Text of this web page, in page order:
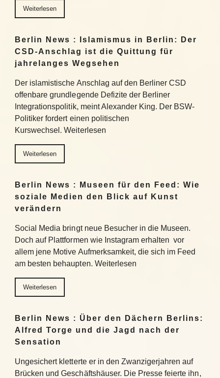
Weiterlesen
Berlin News : Islamismus in Berlin: Der
CSD-Anschlag ist die Quittung für
jahrelanges Wegsehen
Der islamistische Anschlag auf den Berliner CSD
offenbare grundlegende Defizite der Berliner
Integrationspolitik, meint Alexander King. Der BSW-
Politiker fordert einen politischen
Kurswechsel. Weiterlesen
Weiterlesen
Berlin News : Museen für den Feed: Wie
soziale Medien den Blick auf Kunst
verändern
Social Media bringt neue Besucher in die Museen.
Doch auf Plattformen wie Instagram erhalten vor
allem jene Motive Aufmerksamkeit, die sich im Feed
am besten behaupten. Weiterlesen
Weiterlesen
Berlin News : Über den Dächern Berlins:
Alfred Torge und die Jagd nach der
Sensation
Ungesichert kletterte er in den Zwanzigerjahren auf
Brücken und Geschäftshäuser. Die Presse feierte ihn,